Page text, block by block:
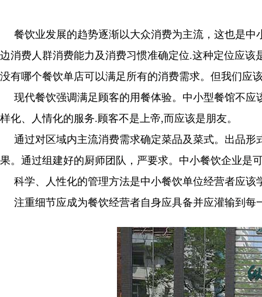
餐饮业发展的趋势逐渐以大众消费为主流，这也是
边消费人群消费能力及消费习惯准确定位.这种定位应
没有哪个餐饮单店可以满足所有的消费需求。但我们应
现代餐饮强调满足顾客的用餐体验。中小型餐馆不
样化、人情化的服务.顾客不是上帝,而应该是朋友。
通过对区域内主流消费需求确定菜品及菜式。出品
果。通过组建好的厨师团队，严要求。中小餐饮企业是
科学、人性化的管理方法是中小餐饮单位经营者应
注重细节应成为餐饮经营者自身应具备并应灌输到每